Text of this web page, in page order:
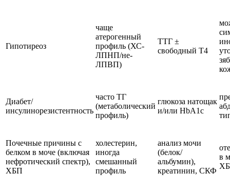
Гипотиреоз
чаще
атерогенный
профиль (ХС-
ЛПНП/не-
ЛПВП)
ТТГ ±
свободный Т4
Диабет/
инсулинорезистентность
часто ТГ
(метаболический
профиль)
глюкоза натощак
и/или HbA1c
Почечные причины с
белком в моче (включая
нефротический спектр),
ХБП
холестерин,
иногда
смешанный
профиль
анализ мочи
(белок/
альбумин),
креатинин, СКФ
в